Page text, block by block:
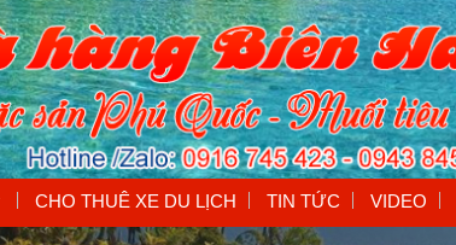
CHO THUÊ XE DU LỊCH TIN TỨC VIDEO